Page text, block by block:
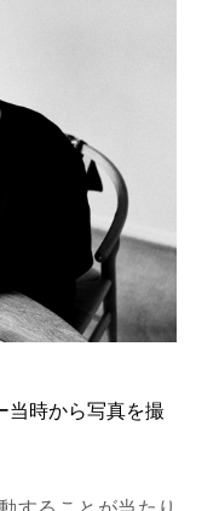
時から写真を撮